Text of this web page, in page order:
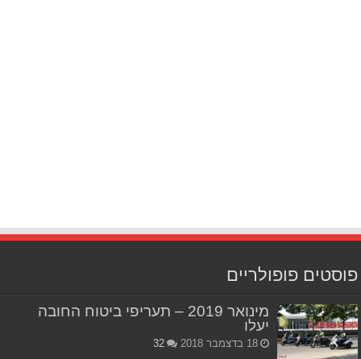
פוסטים פופולריים
מינואר 2019 – תעריפי ביטוח החובה
יעלו
18 בדצמבר 2018 32